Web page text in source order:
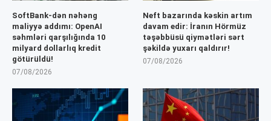
SoftBank-dən nəhəng
maliyyə addımı: OpenAI
səhmləri qarşılığında 10
milyard dollarlıq kredit
götürüldü!
07/08/2026
Neft bazarında kəskin artım
davam edir: İranın Hörmüz
təşəbbüsü qiymətləri sərt
şəkildə yuxarı qaldırır!
07/08/2026